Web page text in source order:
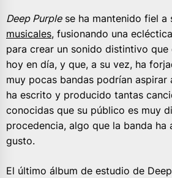
Deep Purplese ha mantenido fiel a
musicales, fusionando una
para crear un sonido distintivo que
hoy en día, y que, a su vez, ha
muy pocas bandas podrían aspirar
ha escrito y producido tantas
conocidas que su público es muy
procedencia, algo que la banda ha
gusto.
El último álbum de estudio de